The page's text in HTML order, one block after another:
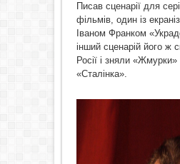
Писав сценарії для
фільмів, один із
Іваном Франком
інший сценарій його ж
Росії і зняли «Жмурки»
«Сталінка».